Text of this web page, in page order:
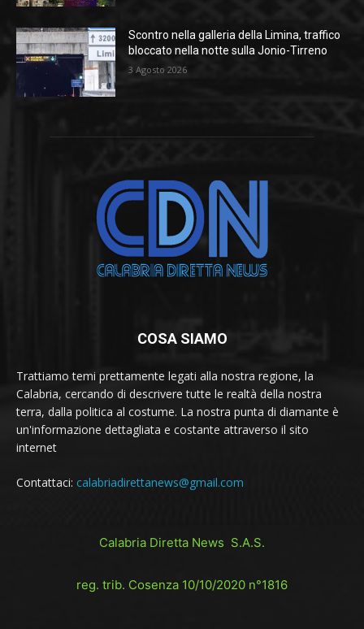
Scontro nella galleria della Limina, traffico
bloccato nella notte sulla Jonio-Tirreno
3 Agosto 2026
COSA SIAMO
Trattiamo temi prettamente legati alla nostra regione, la
Calabria, cercando di descrivere tutte le realtà della nostra
terra, dalla politica al costume. La nostra punta di diamante è
un'informazione dettagliata e costante attraverso il sito
internet
Contattaci: calabriadirettanews@gmail.com
Calabria Diretta News S.A.S.
reg. trib. Cosenza 10/10/2020 n°1816